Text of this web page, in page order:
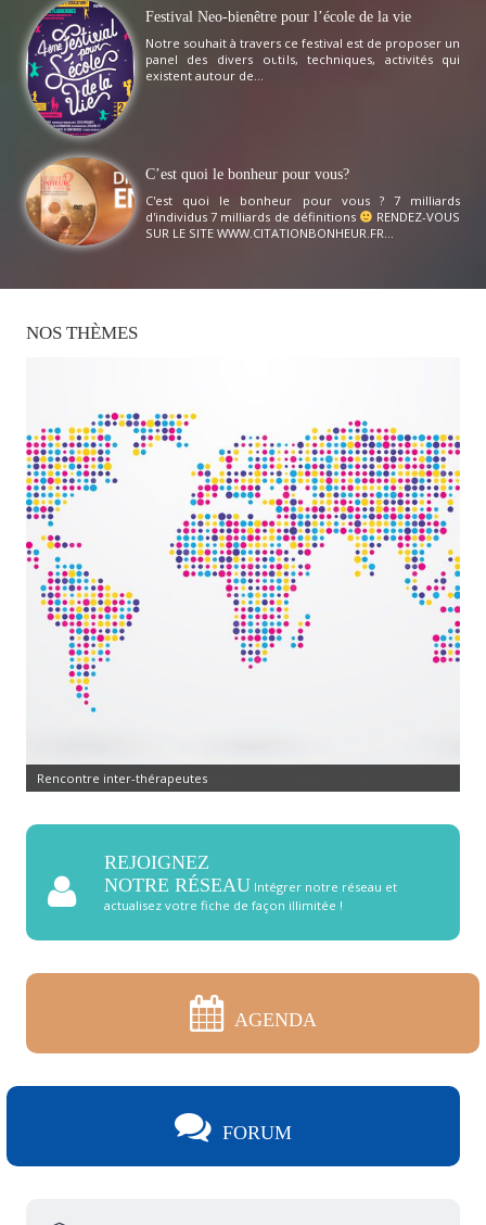
Festival Neo-bienêtre pour l’école de la vie
Notre souhait à travers ce festival est de proposer un
panel des divers outils, techniques, activités qui
existent autour de...
C’est quoi le bonheur pour vous?
C'est quoi le bonheur pour vous ? 7 milliards
d'individus 7 milliards de définitions
RENDEZ-VOUS
SUR LE SITE WWW.CITATIONBONHEUR.FR...
NOS THÈMES
Rencontre inter-thérapeutes
REJOIGNEZ
NOTRE RÉSEAU Intégrer notre réseau et
actualisez votre fiche de façon illimitée !
AGENDA
FORUM